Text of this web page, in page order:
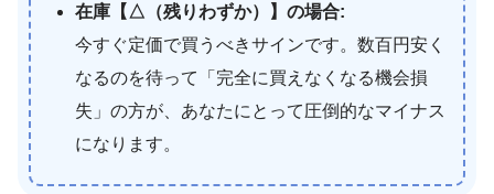
在庫【△（残りわずか）】の場合:
今すぐ定価で買うべきサインです。数百円安く
なるのを待って「完全に買えなくなる機会損
失」の方が、あなたにとって圧倒的なマイナス
になります。